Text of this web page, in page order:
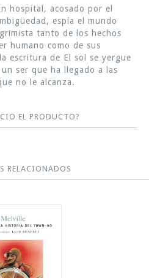
hospital, acosado por el
espía el mundo
tanto de los hechos
humano como de sus
escritura de El sol se yergue
ser que ha llegado a las
no le alcanza.
EL PRODUCTO?
RELACIONADOS